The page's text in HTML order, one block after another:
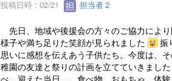
投稿日時 : 02/21 担当者２
先日、地域や後援会の方々のご協力によ
様子や満ち足りた笑顔が見られました
振
思いに感想を伝えあう子供たち。今度は、
稚園の友達と祭りの計画を立てていきました
べ、迎えた当日…。食べ物、おもちゃ、体